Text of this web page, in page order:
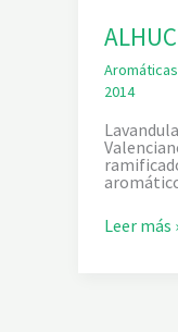
Aromáticas
2014
ALeer más